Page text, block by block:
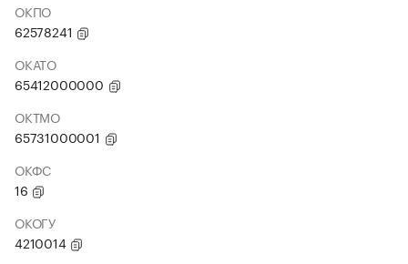
ОКПО
62578241
ОКАТО
65412000000
ОКТМО
65731000001
ОКФС
16
ОКОГУ
4210014